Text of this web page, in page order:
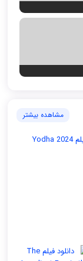
مشاهده بیشتر